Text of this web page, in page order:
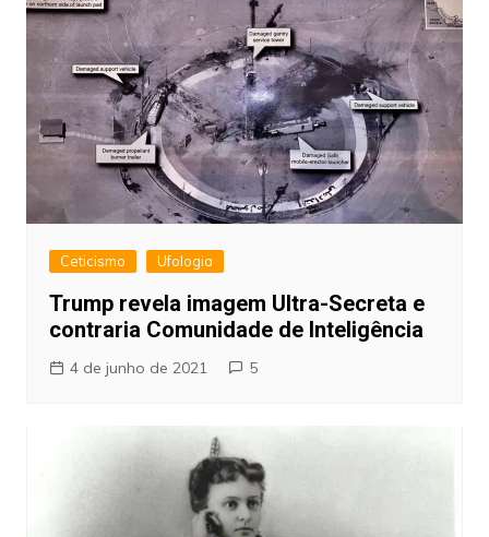
Ceticismo Ufologia
Trump revela imagem Ultra-Secreta e
contraria Comunidade de Inteligência
4 de junho de 2021 5